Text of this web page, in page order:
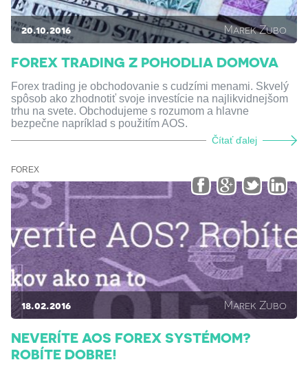
20.10.2016 Marek Zubo
FOREX TRADING Z POHODLIA DOMOVA
Forex trading je obchodovanie s cudzími menami. Skvelý
spôsob ako zhodnotiť svoje investície na najlikvidnejšom
trhu na svete. Obchodujeme s rozumom a hlavne
bezpečne napríklad s použitím AOS.
Čítať ďalej
FOREX
18.02.2016 Marek Zubo
NEVERÍTE AOS FOREX SYSTÉMOM?
ROBÍTE DOBRE!